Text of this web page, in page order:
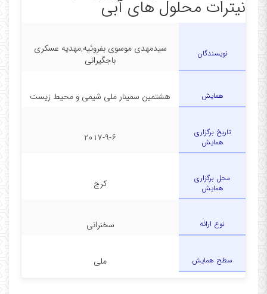
نیترات محلول های آبی
نویسندگان
سیدمهدی موسوی بفروئیه,مهدیه عسکری
باجگیرانی
همایش هشتمین سمینار ملی شیمی و محیط زیست
تاریخ برگزاری
همایش
2017-9-6
محل برگزاری
همایش
کرج
نوع ارائه سخنرانی
سطح همایش ملی